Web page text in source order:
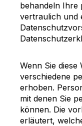
behandeln Ihre
vertraulich und
Wenn Sie
verschiedene
erhoben.
mit denen Sie
können. Die
erläutert,